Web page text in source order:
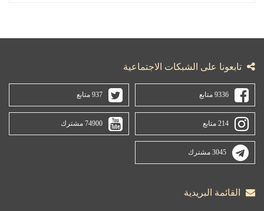
تابعونا على الشبكات الاجتماعية
9336 متابع 937 متابع
214 متابع 74900 مشترك
3045 مشترك
القائمة البريدية